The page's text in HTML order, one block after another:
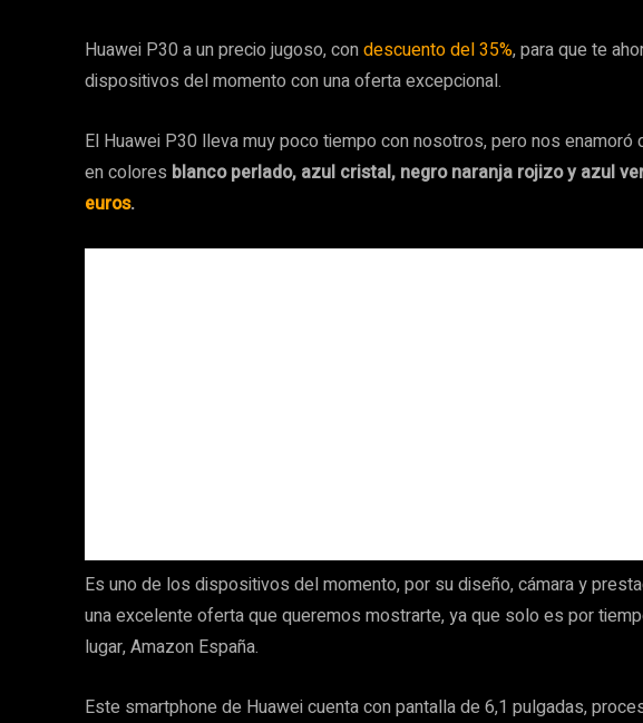
Huawei P30 a un precio jugoso, condescuento del 35%, para que te
dispositivos del momento con una oferta excepcional.
El Huawei P30 lleva muy poco tiempo con nosotros, pero nos
en colores blanco perlado, azul cristal, negro naranja rojizo y azul
euros.
Es uno de los dispositivos del momento, por su diseño, cámara y
una excelente oferta que queremos mostrarte, ya que solo es por
lugar, Amazon España.
Este smartphone de Huawei cuenta con pantalla de 6,1 pulgadas,